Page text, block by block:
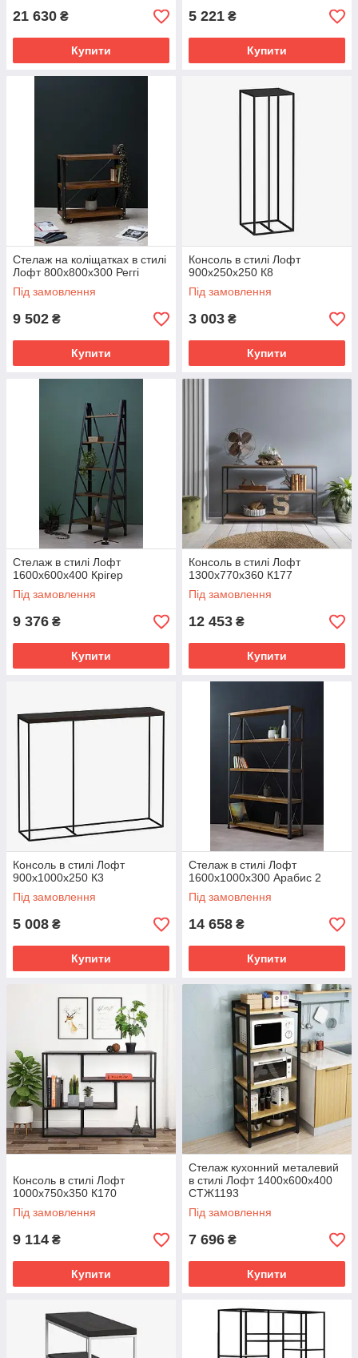
21 630 ₴
Купити
5 221 ₴
Купити
Стелаж на коліщатках в стилі
Лофт 800х800х300 Реггі
Під замовлення
9 502 ₴
Купити
Консоль в стилі Лофт
900х250х250 К8
Під замовлення
3 003 ₴
Купити
Стелаж в стилі Лофт
1600х600х400 Крігер
Під замовлення
9 376 ₴
Купити
Консоль в стилі Лофт
1300х770х360 К177
Під замовлення
12 453 ₴
Купити
Консоль в стилі Лофт
900х1000х250 К3
Під замовлення
5 008 ₴
Купити
Стелаж в стилі Лофт
1600х1000х300 Арабис 2
Під замовлення
14 658 ₴
Купити
Консоль в стилі Лофт
1000х750х350 К170
Під замовлення
9 114 ₴
Купити
Стелаж кухонний металевий
в стилі Лофт 1400х600х400
СТЖ1193
Під замовлення
7 696 ₴
Купити